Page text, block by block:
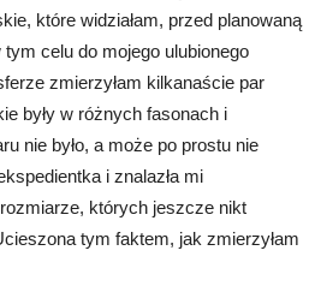
które widziałam, przed planowaną
celu do mojego ulubionego
zmierzyłam kilkanaście par
były w różnych fasonach i
nie było, a może po prostu nie
i znalazła mi
których jeszcze nikt
tym faktem, jak zmierzyłam